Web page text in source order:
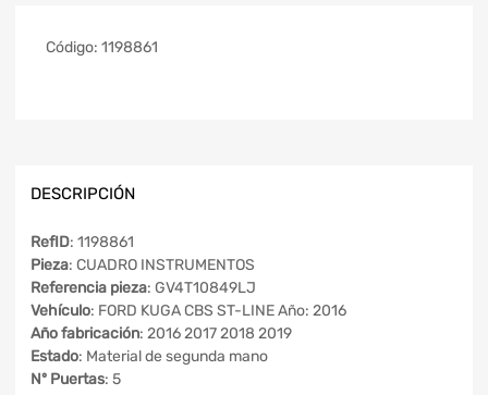
Código: 1198861
DESCRIPCIÓN
RefID: 1198861
Pieza: CUADRO INSTRUMENTOS
Referencia pieza: GV4T10849LJ
Vehículo: FORD KUGA CBS ST-LINE Año: 2016
Año fabricación: 2016 2017 2018 2019
Estado: Material de segunda mano
Nº Puertas: 5